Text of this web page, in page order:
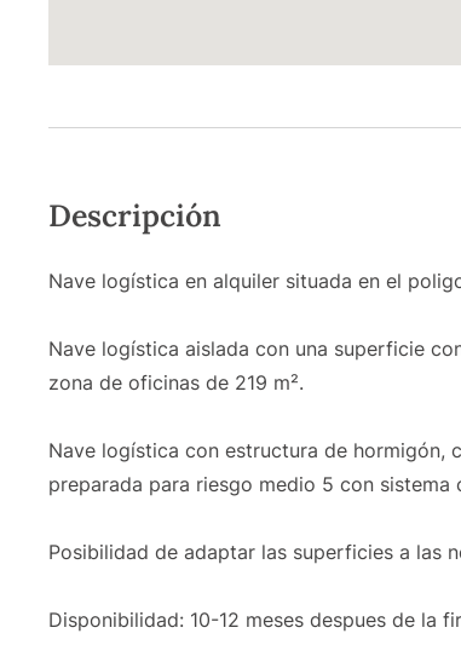
Descripción
Nave logística en alquiler situada en el
Nave logística aislada con una superficie
zona de oficinas de 219 m².
Nave logística con estructura de hormigón,
preparada para riesgo medio 5 con
Posibilidad de adaptar las superficies a las
Disponibilidad: 10-12 meses despues de la